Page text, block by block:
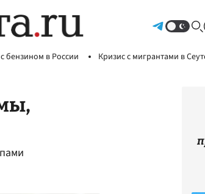
бензином в России Кризис с мигрантами в